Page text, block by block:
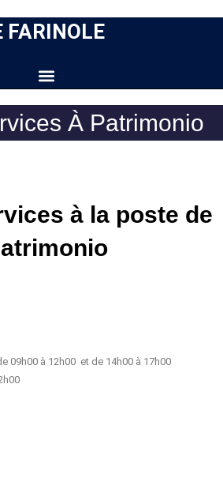
FARINOLE
À Patrimonio
à la poste de
09h00 à 12h00 et de 14h00 à 17h00